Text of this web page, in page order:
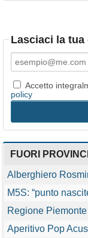
Lasciaci la tua
Accetto
policy
FUORI
Alberghiero
M5S: “punto
Regione
Aperitivo Pop